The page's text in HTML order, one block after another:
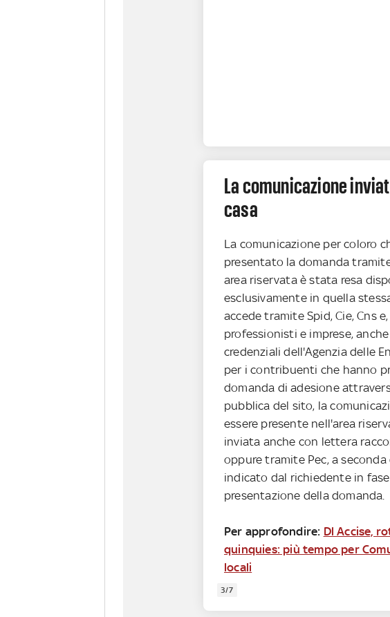
La comunicazione
casa
La comunicazione per coloro
presentato la domanda
area riservata è stata resa
esclusivamente in quella
accede tramite Spid, Cie, Cns
professionisti e imprese,
credenziali dell'Agenzia delle
per i contribuenti che hanno
domanda di adesione
pubblica del sito, la
essere presente nell'area
inviata anche con lettera
oppure tramite Pec, a
indicato dal richiedente in
presentazione della domanda.
Per approfondire: Dl Accise,
quinquies: più tempo per
locali
3/7